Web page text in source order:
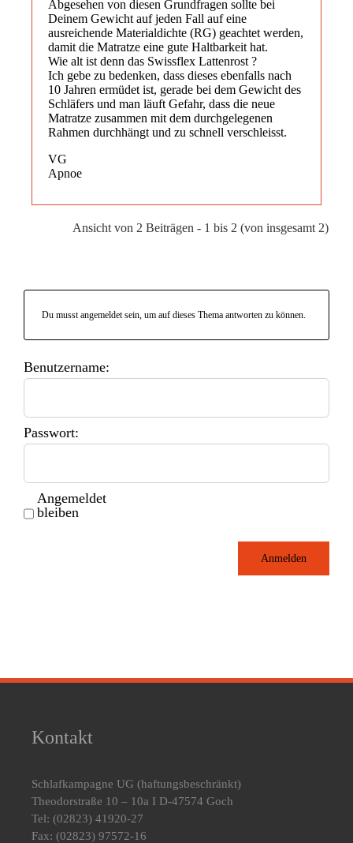
Abgesehen von diesen Grundfragen sollte bei
Deinem Gewicht auf jeden Fall auf eine
ausreichende Materialdichte (RG) geachtet werden,
damit die Matratze eine gute Haltbarkeit hat.
Wie alt ist denn das Swissflex Lattenrost ?
Ich gebe zu bedenken, dass dieses ebenfalls nach
10 Jahren ermüdet ist, gerade bei dem Gewicht des
Schläfers und man läuft Gefahr, dass die neue
Matratze zusammen mit dem durchgelegenen
Rahmen durchhängt und zu schnell verschleisst.
VG
Apnoe
Ansicht von 2 Beiträgen - 1 bis 2 (von insgesamt 2)
Du musst angemeldet sein, um auf dieses Thema antworten zu können.
Benutzername:
Passwort:
Angemeldet
bleiben
Anmelden
Kontakt
Schlafkampagne UG (haftungsbeschränkt)
Theodorstraße 10 – 10a I D-47574 Goch
Tel: (02823) 41920-27
Fax: (02823) 97572-16